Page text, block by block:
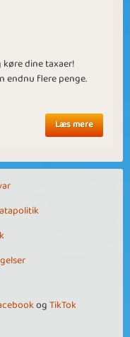
dine taxaer!
endnu flere penge.
Læs mere
ogTikTok